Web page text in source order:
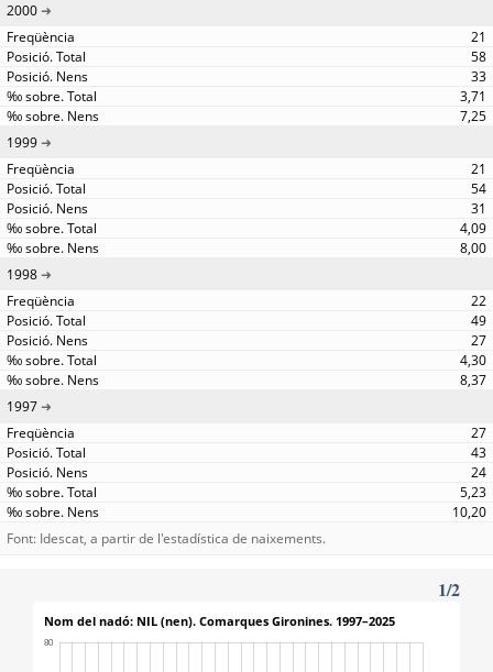
2000
21
58
33
3,71
7,25
1999
21
54
31
4,09
8,00
1998
22
49
27
4,30
8,37
1997
27
43
24
5,23
10,20
Font: Idescat, a partir de l'estadística de naixements.